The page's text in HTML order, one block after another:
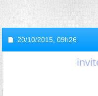
20/10/2015, 09h26